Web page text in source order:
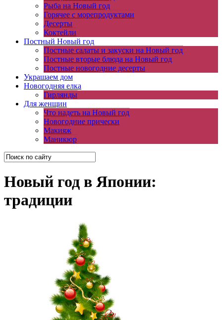
Рыба на Новый год
Горячее с морепродуктами
Десерты
Коктейли
Постный Новый год
Постные салаты и закуски на Новый год
Постные вторые блюда на Новый год
Постные новогодние десерты
Украшаем дом
Новогодняя елка
Гирлянды
Для женщин
Что надеть на Новый год
Новогодние прически
Макияж
Маникюр
Новый год в Японии:
традиции